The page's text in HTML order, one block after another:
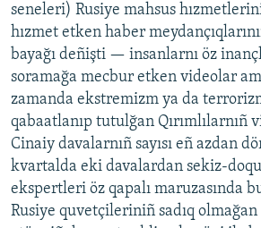
seneleri) Rusiye mahsus
hızmet etken haber
bayağı deñişti — insanlarnı öz
soramağa mecbur etken videolar
zamanda ekstremizm ya da
qabaatlanıp tutulğan Qırımlılarnıñ
Cinaiy davalarnıñ sayısı eñ azdan
kvartalda eki davalardan sekiz-
ekspertleri öz qapalı maruzasında
Rusiye quvetçileriniñ sadıq